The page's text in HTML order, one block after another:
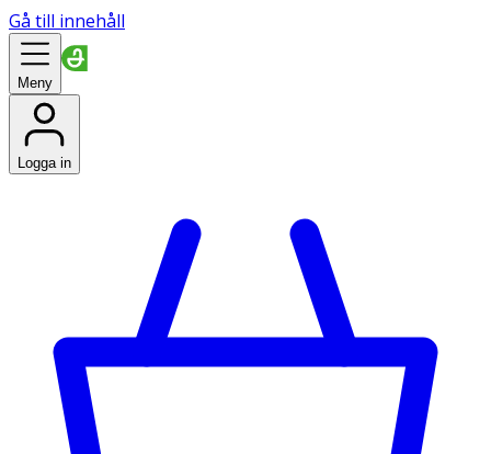
Gå till innehåll
Meny
Logga in